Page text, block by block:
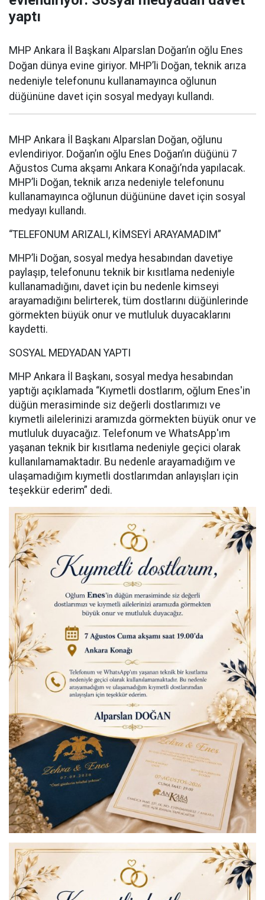
yaptı
MHP Ankara İl Başkanı Alparslan Doğan’ın oğlu Enes
Doğan dünya evine giriyor. MHP’li Doğan, teknik arıza
nedeniyle telefonunu kullanamayınca oğlunun
düğününe davet için sosyal medyayı kullandı.
MHP Ankara İl Başkanı Alparslan Doğan, oğlunu
evlendiriyor. Doğan’ın oğlu Enes Doğan’ın düğünü 7
Ağustos Cuma akşamı Ankara Konağı’nda yapılacak.
MHP’li Doğan, teknik arıza nedeniyle telefonunu
kullanamayınca oğlunun düğününe davet için sosyal
medyayı kullandı.
“TELEFONUM ARIZALI, KİMSEYİ ARAYAMADIM”
MHP’li Doğan, sosyal medya hesabından davetiye
paylaşıp, telefonunu teknik bir kısıtlama nedeniyle
kullanamadığını, davet için bu nedenle kimseyi
arayamadığını belirterek, tüm dostlarını düğünlerinde
görmekten büyük onur ve mutluluk duyacaklarını
kaydetti.
SOSYAL MEDYADAN YAPTI
MHP Ankara İl Başkanı, sosyal medya hesabından
yaptığı açıklamada “Kıymetli dostlarım, oğlum Enes'in
düğün merasiminde siz değerli dostlarımızı ve
kıymetli ailelerinizi aramızda görmekten büyük onur ve
mutluluk duyacağız. Telefonum ve WhatsApp'ım
yaşanan teknik bir kısıtlama nedeniyle geçici olarak
kullanılamamaktadır. Bu nedenle arayamadığım ve
ulaşamadığım kıymetli dostlarımdan anlayışları için
teşekkür ederim” dedi.